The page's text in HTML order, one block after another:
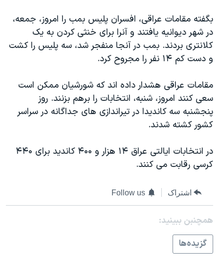
اعتراضات مردمی آبان ۹۸
اسرائیل در جنگ
نرگس محمدی برنده جایزه نوبل صلح
صفحه‌های ویژه
سفر پرزیدنت ترامپ به چین
بگفته مقامات عراقی، افسران پلیس بمب را امروز، جمعه،
در شهر دیوانیه یافتند و آنرا برای خنثی کردن به یک
کلانتری بردند. بمب در آنجا منفجر شد، سه پلیس را کشت
و دست کم ۱۴ نفر را مجروح کرد.
مقامات عراقی هشدار داده اند که شورشیان ممکن است
سعی کنند امروز، شنبه، انتخابات را برهم بزنند. روز
پنجشنبه سه کاندیدا در تیراندازی های جداگانه در سراسر
کشور کشته شدند.
در انتخابات ایالتی عراق ۱۴ هزار و ۴۰۰ کاندید برای ۴۴۰
کرسی رقابت می کنند.
اشتراک Follow us
همچنبن ببینید:
گزيده‌ها